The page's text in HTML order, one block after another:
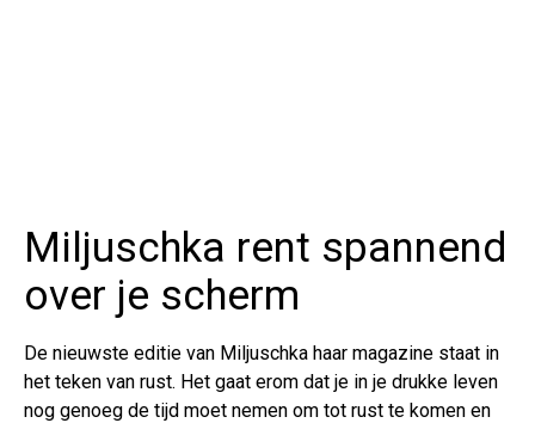
Miljuschka rent spannend
over je scherm
De nieuwste editie van Miljuschka haar magazine staat in
het teken van rust. Het gaat erom dat je in je drukke leven
nog genoeg de tijd moet nemen om tot rust te komen en